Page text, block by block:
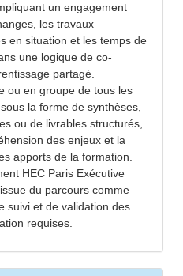
un engagement
les travaux
en situation et les temps de
une logique de co-
partagé.
ou en groupe de tous les
la forme de synthèses,
ou de livrables structurés,
des enjeux et la
apports de la formation.
HEC Paris Exécutive
du parcours comme
suivi et de validation des
requises.